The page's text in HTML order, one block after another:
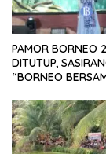
PAMOR BORNEO
DITUTUP,
“BORNEO